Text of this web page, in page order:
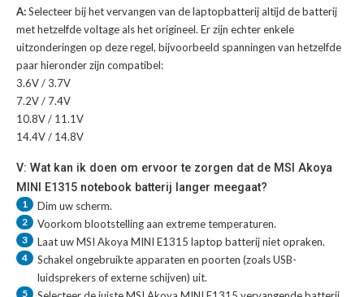
A:Selecteer bij het vervangen van de laptopbatterij altijd de batterij
met hetzelfde voltage als het origineel. Er zijn echter enkele
uitzonderingen op deze regel, bijvoorbeeld spanningen van hetzelfde
paar hieronder zijn compatibel:
3.6V / 3.7V
7.2V / 7.4V
10.8V / 11.1V
14.4V / 14.8V
V: Wat kan ik doen om ervoor te zorgen dat de MSI Akoya
MINI E1315 notebook batterij langer meegaat?
1 Dim uw scherm.
2 Voorkom blootstelling aan extreme temperaturen.
3 Laat uwMSI Akoya MINI E1315 laptop batterijniet opraken.
4
Schakel ongebruikte apparaten en poorten (zoals USB-
luidsprekers of externe schijven) uit.
5